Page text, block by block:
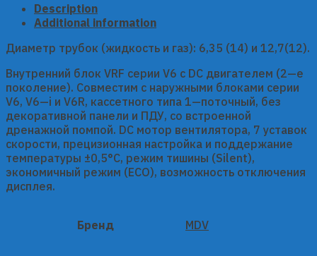
Description
Additional information
Диаметр трубок (жидкость и газ): 6,35 (14) и 12,7(12).
Внутренний блок VRF серии V6 с DC двигателем (2—е
поколение). Совместим с наружными блоками серии
V6, V6—i и V6R, каcсетного типа 1—поточный, без
декоративной панели и ПДУ, со встроенной
дренажной помпой. DC мотор вентилятора, 7 уставок
скорости, прецизионная настройка и поддержание
температуры ±0,5°С, режим тишины (Silent),
экономичный режим (ECO), возможность отключения
дисплея.
Бренд MDV